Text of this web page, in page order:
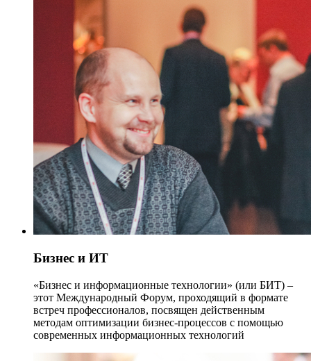
Бизнес и ИТ
«Бизнес и информационные технологии» (или БИТ) –
этот Международный Форум, проходящий в формате
встреч профессионалов, посвящен действенным
методам оптимизации бизнес-процессов с помощью
современных информационных технологий